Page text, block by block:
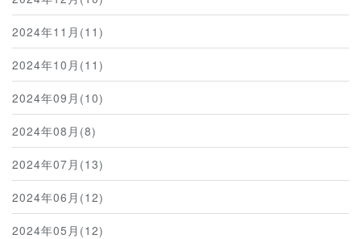
2024年11月(11)
2024年10月(11)
2024年09月(10)
2024年08月(8)
2024年07月(13)
2024年06月(12)
2024年05月(12)